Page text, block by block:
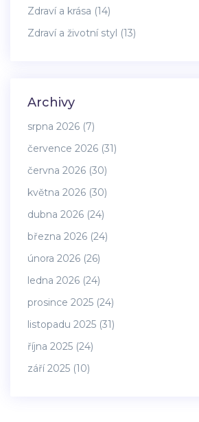
Zdraví a krása (14)
Zdraví a životní styl (13)
Archivy
srpna 2026 (7)
července 2026 (31)
června 2026 (30)
května 2026 (30)
dubna 2026 (24)
března 2026 (24)
února 2026 (26)
ledna 2026 (24)
prosince 2025 (24)
listopadu 2025 (31)
října 2025 (24)
září 2025 (10)